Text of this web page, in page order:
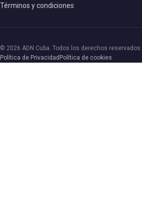
Términos y condiciones
© 2026 ADN Cuba. Todos los derechos reservados.
Política de Privacidad Política de cookies